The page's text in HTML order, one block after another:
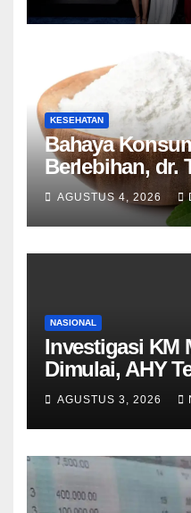
KESEHATAN
Bahaya
Berlebihan, dr.
Resistensi
AGUSTUS 4, 2026
NASIONAL
Investigasi KM
Dimulai, AHY
Keselamatan
AGUSTUS 3, 2026